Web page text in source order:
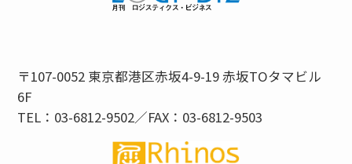
〒107-0052 東京都港区赤坂4-9-19 赤坂TOタマビル
6F
TEL：03-6812-9502／FAX：03-6812-9503